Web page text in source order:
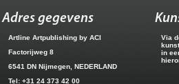
Adres gegevens
Artline Artpublishing by ACI
Factorijweg 8
6541 DN Nijmegen, NEDERLAND
Tel: +31 24 373 42 00
Via
in